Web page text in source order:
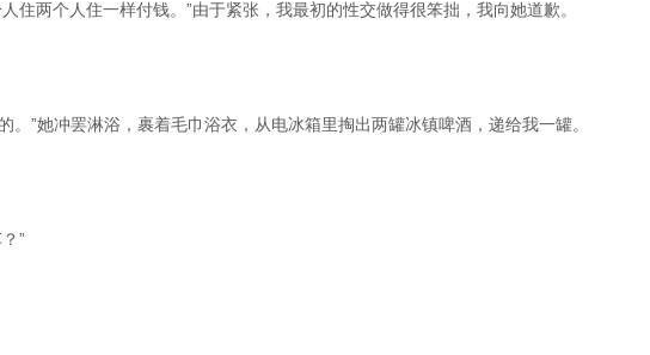
住两个人住一样付钱。”由于紧张，我最初的性交做得很笨拙，我向她道歉。
。”她冲罢淋浴，裹着毛巾浴衣，从电冰箱里掏出两罐冰镇啤酒，递给我一罐。
”